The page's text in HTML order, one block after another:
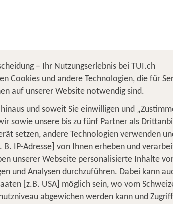
Griechenland
– Ihr Nutzungserlebnis bei TUI.ch
Cookies und andere Technologien, die für
auf unserer Website notwendig sind.
und soweit Sie einwilligen und
sowie unsere bis zu fünf Partner als
setzen, andere Technologien verwenden
B. IP-Adresse] von Ihnen erheben und
unserer Webseite personalisierte Inhalte
und Analysen durchzuführen. Dabei kann
[z.B. USA] möglich sein, wo vom
abgewichen werden kann und